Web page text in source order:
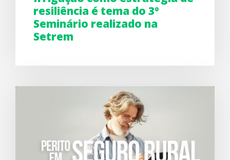
resiliência é tema do 3º
Seminário realizado na
Setrem